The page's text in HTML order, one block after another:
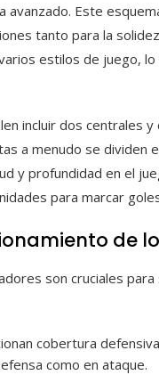
avanzado. Este
tanto para la
estilos de juego,
incluir dos centrales
a menudo se dividen
y profundidad en el
para marcar
de
son cruciales
cobertura
como en ataque.